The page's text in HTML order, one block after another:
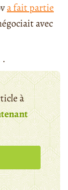
a fait partie
avec
.
à